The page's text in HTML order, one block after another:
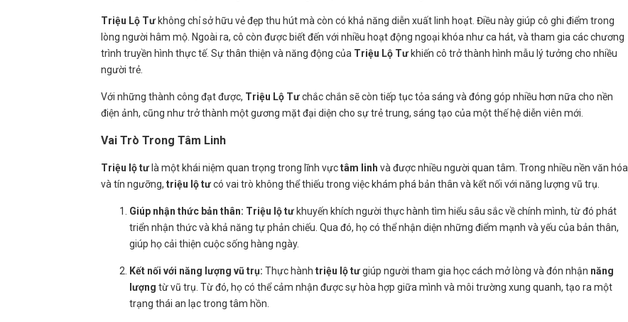
Triệu Lộ Tư không chỉ sở hữu vẻ đẹp thu hút mà còn có khả năng diễn xuất linh hoạt. Điều này giúp cô ghi điểm trong
lòng người hâm mộ. Ngoài ra, cô còn được biết đến với nhiều hoạt động ngoại khóa như ca hát, và tham gia các chương
trình truyền hình thực tế. Sự thân thiện và năng động của Triệu Lộ Tư khiến cô trở thành hình mẫu lý tưởng cho nhiều
người trẻ.
Với những thành công đạt được, Triệu Lộ Tưchắc chắn sẽ còn tiếp tục tỏa sáng và đóng góp nhiều hơn nữa cho nền
điện ảnh, cũng như trở thành một gương mặt đại diện cho sự trẻ trung, sáng tạo của một thế hệ diễn viên mới.
Vai Trò Trong Tâm Linh
Triệu lộ tư là một khái niệm quan trọng trong lĩnh vựctâm linh và được nhiều người quan tâm. Trong nhiều nền văn hóa
và tín ngưỡng, triệu lộ tưcó vai trò không thể thiếu trong việc khám phá bản thân và kết nối với năng lượng vũ trụ.
Giúp nhận thức bản thân: Triệu lộ tư khuyến khích người thực hành tìm hiểu sâu sắc về chính mình, từ đó phát
triển nhận thức và khả năng tự phản chiếu. Qua đó, họ có thể nhận diện những điểm mạnh và yếu của bản thân,
giúp họ cải thiện cuộc sống hàng ngày.
Kết nối với năng lượng vũ trụ: Thực hành triệu lộ tưgiúp người tham gia học cách mở lòng và đón nhận năng
lượng từ vũ trụ. Từ đó, họ có thể cảm nhận được sự hòa hợp giữa mình và môi trường xung quanh, tạo ra một
trạng thái an lạc trong tâm hồn.